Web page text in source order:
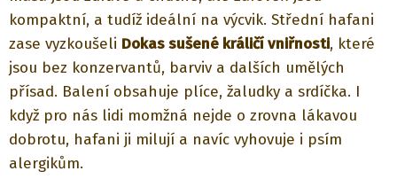
kompaktní, a tudíž ideální na výcvik. Střední hafani
zase vyzkoušeli Dokas sušené králičí vniřnosti, které
jsou bez konzervantů, barviv a dalších umělých
přísad. Balení obsahuje plíce, žaludky a srdíčka. I
když pro nás lidi momžná nejde o zrovna lákavou
dobrotu, hafani ji milují a navíc vyhovuje i psím
alergikům.